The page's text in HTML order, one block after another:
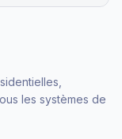
les systèmes de